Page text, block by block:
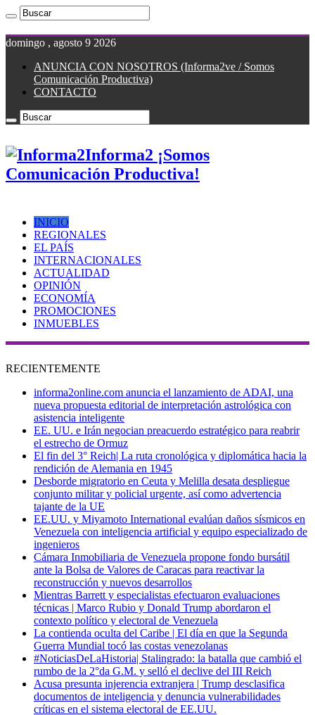
domingo , agosto 9 2026
ANUNCIA CON NOSOTROS (Informa2ve / Somos
Comunicación Productiva)
CONTACTO
Informa2 ¡Somos
Comunicación Productiva!
INICIO
REGIONALES
EL PAÍS
INTERNACIONALES
ACTUALIDAD
OPINIÓN
ECONOMÍA
PROMOCIONES
INMUEBLES
RECIENTEMENTE
informa2online.com anuncia el lanzamiento de ADAI, una
nueva propuesta editorial de interpretación astrológica con
asistencia inteligente
EE. UU. e Irán negocian preacuerdo estratégico para reabrir
el estrecho de Ormuz
El fin del 3° Reich| La ruta cronológica y diplomática hacia la
rendición de Alemania en 1945
Desborde migratorio en Ceuta y Melilla desata despliegue
conjunto militar y policial urgente, así como advertencia
tajante de la UE
EE.UU. y Miyamoto International evalúan daños sísmicos en
Venezuela con inteligencia artificial y equipo especializado de
ingenieros
Cámara Inmobiliaria de Venezuela propone fondo bursátil
ante la Bolsa de Valores de Caracas para reactivar la
reconstrucción y nuevos desarrollos
Mientras Barrett y especialistas efectuaron evaluaciones
técnicas | Marco Rubio y Donald Trump abordaron el
contexto político y electoral de Venezuela
La contienda oculta del Caribe | El día en que la Segunda
Guerra Mundial tocó las costas venezolanas
#NoticiasDeLaHistoria| Stalingrado: la batalla que cambió el
rumbo de la 2°da G.M. y selló el declive del III Reich
Acusa presunta injerencia extranjera | Trump desclasifica
documentos de inteligencia y denuncia vulnerabilidades
críticas en el sistema electoral de EE.UU.